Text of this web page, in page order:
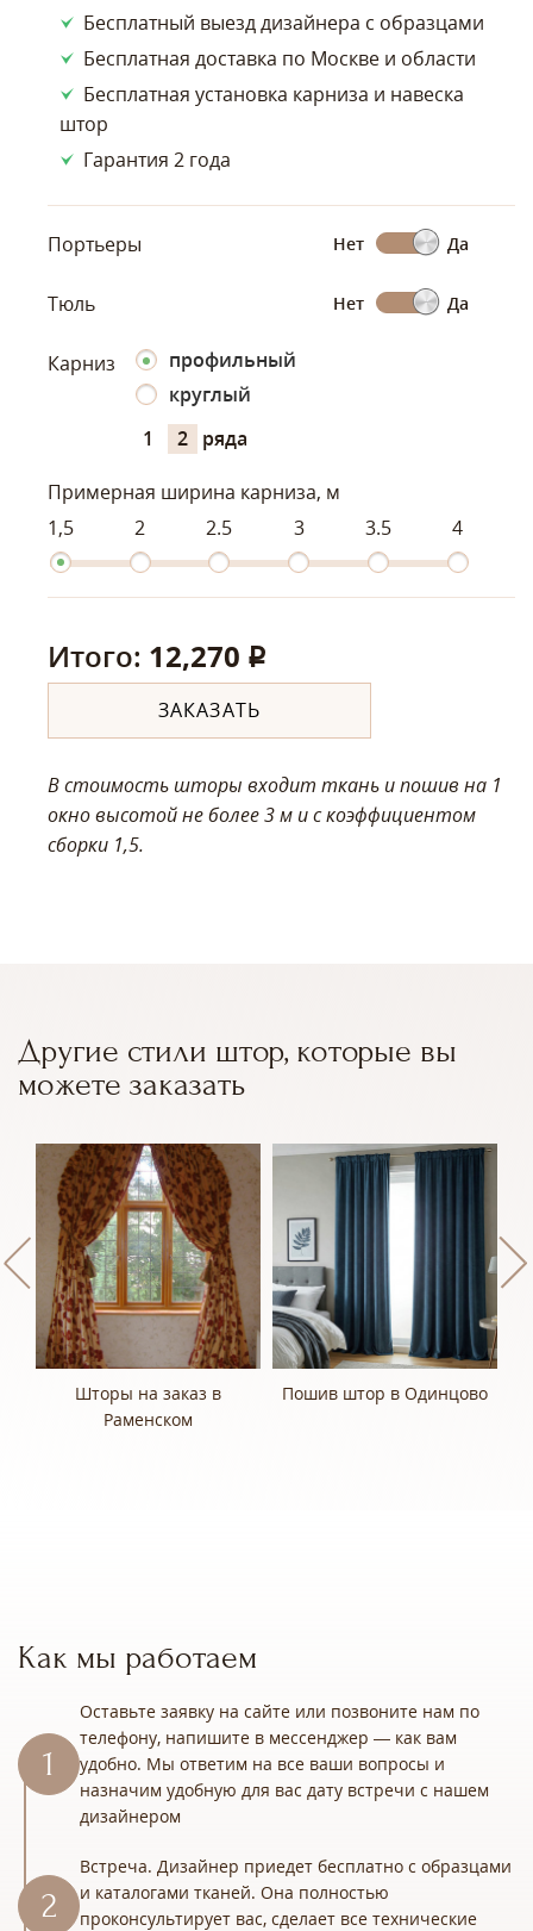
Бесплатный выезд дизайнера с образцами
Бесплатная доставка по Москве и области
Бесплатная установка карниза и навеска
штор
Гарантия 2 года
Портьеры Нет Да
Тюль Нет Да
Карниз
профильный
круглый
1
2 ряда
Примерная ширина карниза, м
1,5
2 2.5 3 3.5 4
Итого: 12,270 q
ЗАКАЗАТЬ
В стоимость шторы входит ткань и пошив на 1
окно высотой не более 3 м и с коэффициентом
сборки 1,5.
Другие стили штор, которые вы
можете заказать
Шторы на заказ в
Раменском
Пошив штор в Одинцово
Как мы работаем
Оставьте заявку на сайте или позвоните нам по
телефону, напишите в мессенджер — как вам
удобно. Мы ответим на все ваши вопросы и
назначим удобную для вас дату встречи с нашем
дизайнером
Встреча. Дизайнер приедет бесплатно с образцами
и каталогами тканей. Она полностью
проконсультирует вас, сделает все технические